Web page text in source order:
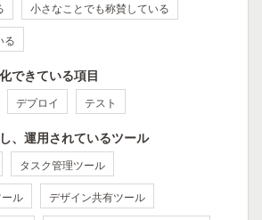
小さなことでも称賛している
る
できている項目
デプロイ テスト
、運用されているツール
タスク管理ツール
ル デザイン共有ツール